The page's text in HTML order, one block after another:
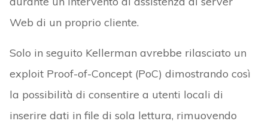
Web di un proprio cliente.
Solo in seguito Kellerman avrebbe rilasciato un
exploit Proof-of-Concept (PoC) dimostrando così
la possibilità di consentire a utenti locali di
inserire dati in file di sola lettura, rimuovendo